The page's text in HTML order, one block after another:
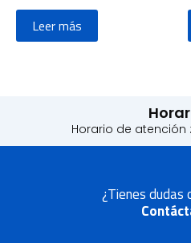
Leer más
Horario de atención :
¿Tienes dudas